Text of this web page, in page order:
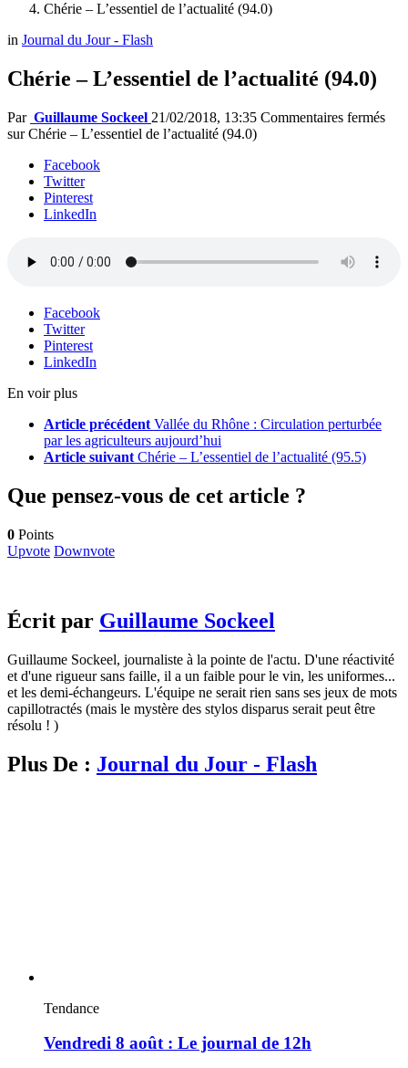
Chérie – L’essentiel de l’actualité (94.0)
in Journal du Jour - Flash
Chérie – L’essentiel de l’actualité (94.0)
Par Guillaume Sockeel 21/02/2018, 13:35 Commentaires fermés
sur Chérie – L’essentiel de l’actualité (94.0)
Facebook
Twitter
Pinterest
LinkedIn
Facebook
Twitter
Pinterest
LinkedIn
En voir plus
Article précédent Vallée du Rhône : Circulation perturbée
par les agriculteurs aujourd’hui
Article suivant Chérie – L’essentiel de l’actualité (95.5)
Que pensez-vous de cet article ?
0 Points
Upvote Downvote
Écrit par Guillaume Sockeel
Guillaume Sockeel, journaliste à la pointe de l'actu. D'une réactivité
et d'une rigueur sans faille, il a un faible pour le vin, les uniformes...
et les demi-échangeurs. L'équipe ne serait rien sans ses jeux de mots
capillotractés (mais le mystère des stylos disparus serait peut être
résolu ! )
Plus De : Journal du Jour - Flash
Tendance
Vendredi 8 août : Le journal de 12h